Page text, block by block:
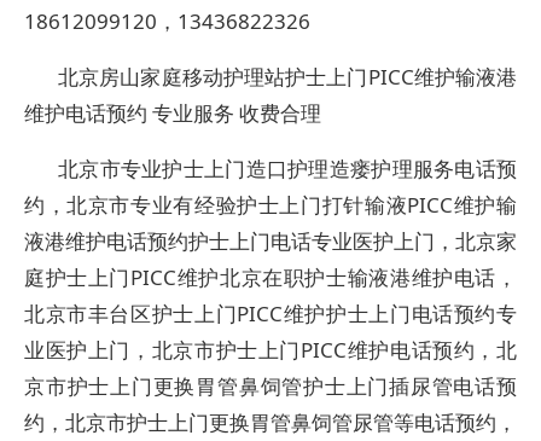
18612099120，13436822326
北京房山家庭移动护理站护士上门PICC维护输液港
维护电话预约 专业服务 收费合理
北京市专业护士上门造口护理造瘘护理服务电话预
约，北京市专业有经验护士上门打针输液PICC维护输
液港维护电话预约护士上门电话专业医护上门，北京家
庭护士上门PICC维护北京在职护士输液港维护电话，
北京市丰台区护士上门PICC维护护士上门电话预约专
业医护上门，北京市护士上门PICC维护电话预约，北
京市护士上门更换胃管鼻饲管护士上门插尿管电话预
约，北京市护士上门更换胃管鼻饲管尿管等电话预约，